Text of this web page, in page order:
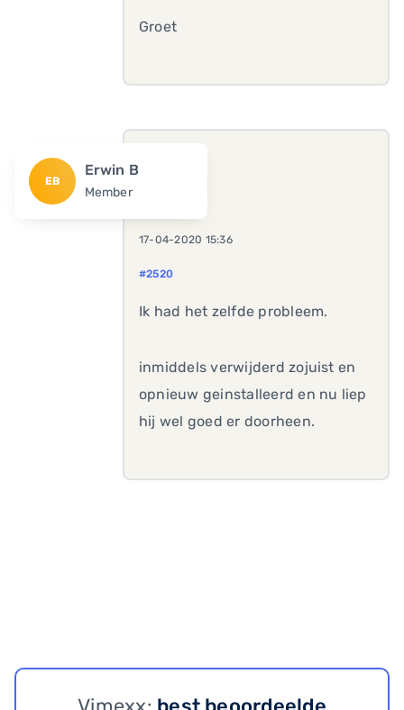
Groet
EB
Erwin B
Member
17-04-2020 15:36
#2520
Ik had het zelfde probleem.
inmiddels verwijderd zojuist en
opnieuw geinstalleerd en nu liep
hij wel goed er doorheen.